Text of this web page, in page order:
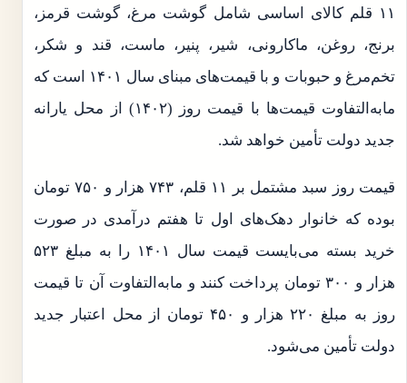
۱۱ قلم کالای اساسی شامل گوشت مرغ، گوشت قرمز،
برنج، روغن، ماکارونی، شیر، پنیر، ماست، قند و شکر،
تخم‌مرغ و حبوبات و با قیمت‌های مبنای سال ۱۴۰۱ است که
مابه‌التفاوت قیمت‌ها با قیمت روز (۱۴۰۲) از محل یارانه
جدید دولت تأمین خواهد شد.
قیمت روز سبد مشتمل بر ۱۱ قلم، ۷۴۳ هزار و ۷۵۰ تومان
بوده که خانوار دهک‌های اول تا هفتم درآمدی در صورت
خرید بسته می‌بایست قیمت سال ۱۴۰۱ را به مبلغ ۵۲۳
هزار و ۳۰۰ تومان پرداخت کنند و مابه‌التفاوت آن تا قیمت
روز به مبلغ ۲۲۰ هزار و ۴۵۰ تومان از محل اعتبار جدید
دولت تأمین می‌شود.